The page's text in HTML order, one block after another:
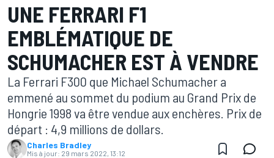
UNE FERRARI F1
EMBLÉMATIQUE DE
SCHUMACHER EST À VENDRE
La Ferrari F300 que Michael Schumacher a
emmené au sommet du podium au Grand Prix de
Hongrie 1998 va être vendue aux enchères. Prix de
départ : 4,9 millions de dollars.
Charles Bradley
Mis à jour: 29 mars 2022, 13:12